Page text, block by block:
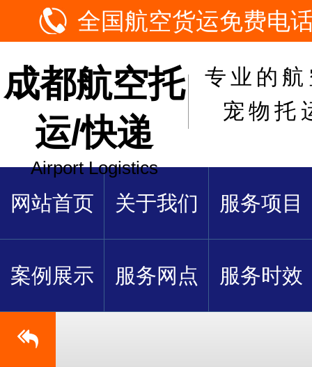
全国航空货运免费电
成都航空托
运/快递
Airport Logistics
专业的
宠物托
网站首页 关于我们 服务项目
案例展示 服务网点 服务时效